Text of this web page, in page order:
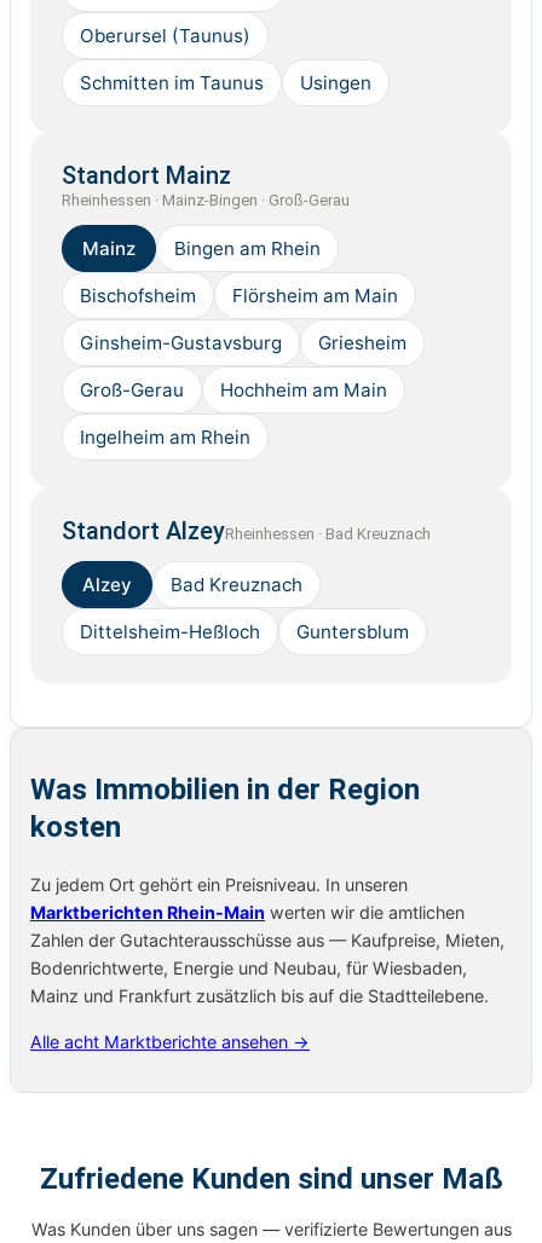
Oberursel (Taunus)
Schmitten im Taunus Usingen
Standort Mainz
Rheinhessen · Mainz-Bingen · Groß-Gerau
Mainz Bingen am Rhein
Bischofsheim Flörsheim am Main
Ginsheim-Gustavsburg Griesheim
Groß-Gerau Hochheim am Main
Ingelheim am Rhein
Standort AlzeyRheinhessen · Bad Kreuznach
Alzey Bad Kreuznach
Dittelsheim-Heßloch Guntersblum
Was Immobilien in der Region
kosten
Zu jedem Ort gehört ein Preisniveau. In unseren
Marktberichten Rhein-Main werten wir die amtlichen
Zahlen der Gutachterausschüsse aus — Kaufpreise, Mieten,
Bodenrichtwerte, Energie und Neubau, für Wiesbaden,
Mainz und Frankfurt zusätzlich bis auf die Stadtteilebene.
Alle acht Marktberichte ansehen →
Zufriedene Kunden sind unser Maß
Was Kunden über uns sagen — verifizierte Bewertungen aus